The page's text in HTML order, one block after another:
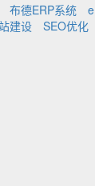
布德ERP系统
建设 SEO优化